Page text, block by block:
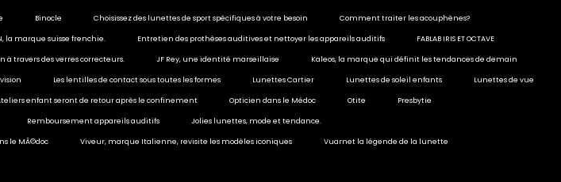
Binocle Choisissez des lunettes de sport spécifiques à votre besoin Comment traiter les acouphènes?
la marque suisse frenchie. Entretien des prothèses auditives et nettoyer les appareils auditifs FABLAB IRIS ET OCTAVE
travers des verres correcteurs. JF Rey, une identité marseillaise Kaleos, la marque qui définit les tendances de demain
Les lentilles de contact sous toutes les formes Lunettes Cartier Lunettes de soleil enfants Lunettes de vue
enfant seront de retour après le confinement Opticien dans le Médoc Otite Presbytie
Remboursement appareils auditifs Jolies lunettes, mode et tendance.
le MÃ©doc Viveur, marque Italienne, revisite les modèles iconiques Vuarnet la légende de la lunette